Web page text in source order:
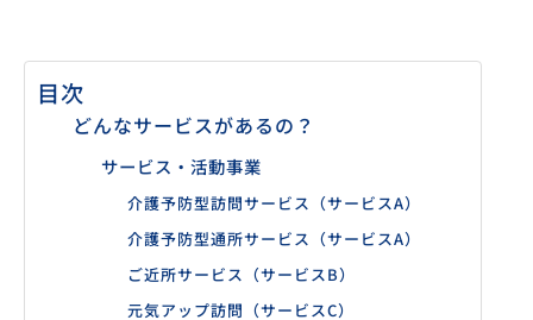
目次
どんなサービスがあるの？
サービス・活動事業
介護予防型訪問サービス（サービスA）
介護予防型通所サービス（サービスA）
ご近所サービス（サービスB）
元気アップ訪問（サービスC）